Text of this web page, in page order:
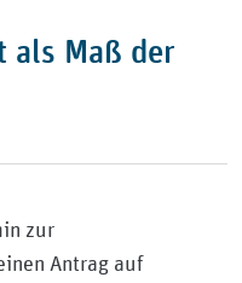
als Maß der
zur
Antrag auf